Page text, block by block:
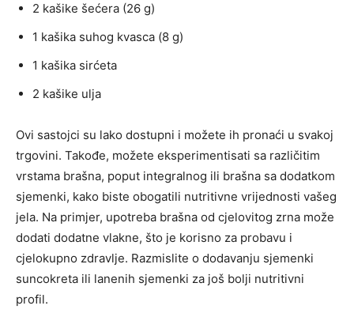
2 kašike šećera (26 g)
1 kašika suhog kvasca (8 g)
1 kašika sirćeta
2 kašike ulja
Ovi sastojci su lako dostupni i možete ih pronaći u svakoj
trgovini. Takođe, možete eksperimentisati sa različitim
vrstama brašna, poput integralnog ili brašna sa dodatkom
sjemenki, kako biste obogatili nutritivne vrijednosti vašeg
jela. Na primjer, upotreba brašna od cjelovitog zrna može
dodati dodatne vlakne, što je korisno za probavu i
cjelokupno zdravlje. Razmislite o dodavanju sjemenki
suncokreta ili lanenih sjemenki za još bolji nutritivni
profil.